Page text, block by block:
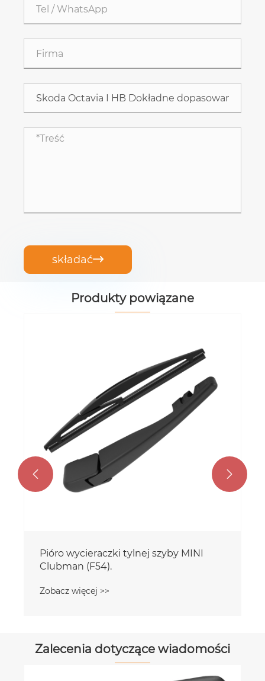
składać
Produkty powiązane
Pióro wycieraczki tylnej szyby MINI
Clubman (F54).
Zobacz więcej >>
 
Zalecenia dotyczące wiadomości